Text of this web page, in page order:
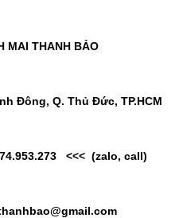
MAI THANH BẢO
Đông, Q. Thủ Đức, TP.HCM
<<<  (zalo, call)